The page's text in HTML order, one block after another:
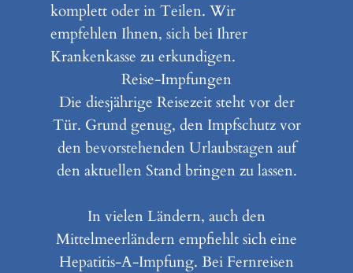
komplett oder in Teilen. Wir
empfehlen Ihnen, sich bei Ihrer
Krankenkasse zu erkundigen.
Reise-Impfungen
Die diesjährige Reisezeit steht vor der
Tür. Grund genug, den Impfschutz vor
den bevorstehenden Urlaubstagen auf
den aktuellen Stand bringen zu lassen.
In vielen Ländern, auch den
Mittelmeerländern empfiehlt sich eine
Hepatitis-A-Impfung. Bei Fernreisen